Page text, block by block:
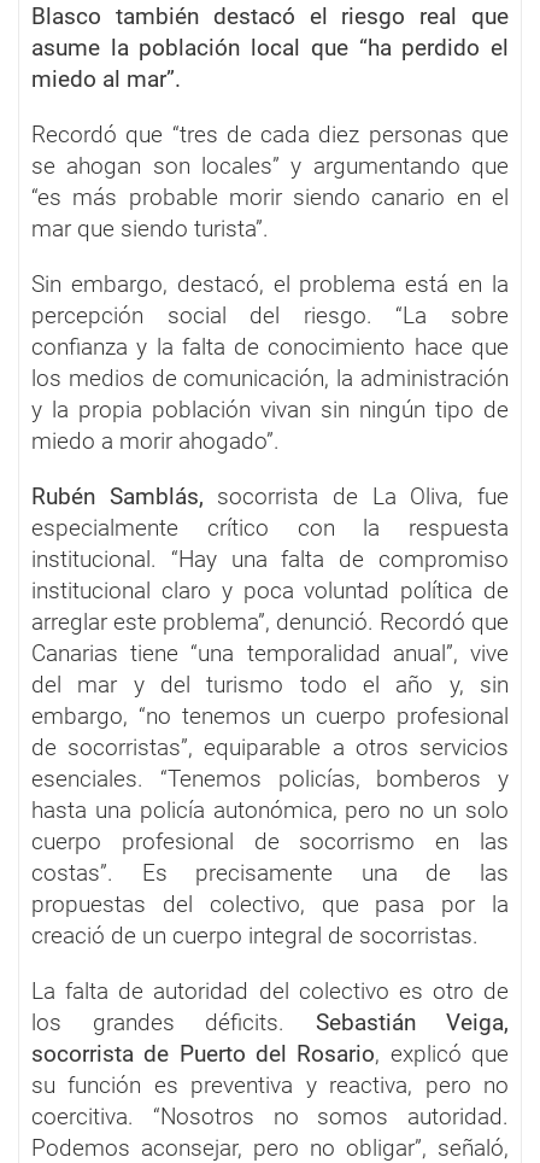
Blasco también destacó el riesgo real que
asume la población local que “ha perdido el
miedo al mar”.
Recordó que “tres de cada diez personas que
se ahogan son locales” y argumentando que
“es más probable morir siendo canario en el
mar que siendo turista”.
Sin embargo, destacó, el problema está en la
percepción social del riesgo. “La sobre
confianza y la falta de conocimiento hace que
los medios de comunicación, la administración
y la propia población vivan sin ningún tipo de
miedo a morir ahogado”.
Rubén Samblás, socorrista de La Oliva, fue
especialmente crítico con la respuesta
institucional. “Hay una falta de compromiso
institucional claro y poca voluntad política de
arreglar este problema”, denunció. Recordó que
Canarias tiene “una temporalidad anual”, vive
del mar y del turismo todo el año y, sin
embargo, “no tenemos un cuerpo profesional
de socorristas”, equiparable a otros servicios
esenciales. “Tenemos policías, bomberos y
hasta una policía autonómica, pero no un solo
cuerpo profesional de socorrismo en las
costas”. Es precisamente una de las
propuestas del colectivo, que pasa por la
creació de un cuerpo integral de socorristas.
La falta de autoridad del colectivo es otro de
los grandes déficits. Sebastián Veiga,
socorrista de Puerto del Rosario, explicó que
su función es preventiva y reactiva, pero no
coercitiva. “Nosotros no somos autoridad.
Podemos aconsejar, pero no obligar”, señaló,